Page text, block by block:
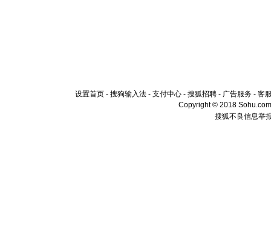
设置首页 - 搜狗输入法 - 支付中心 - 搜狐招聘 - 广告服务 - 客
Copyright © 2018
搜狐不良信息举